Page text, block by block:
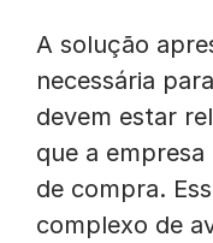
A solução
necessária
devem estar
que a
de compra.
complexo de